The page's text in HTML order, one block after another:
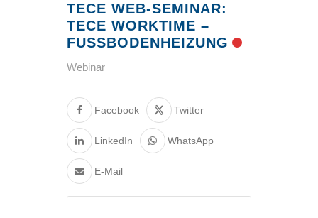
TECE WEB-SEMINAR:
TECE WORKTIME –
FUSSBODENHEIZUNG
Webinar
Facebook Twitter
LinkedIn WhatsApp
E-Mail